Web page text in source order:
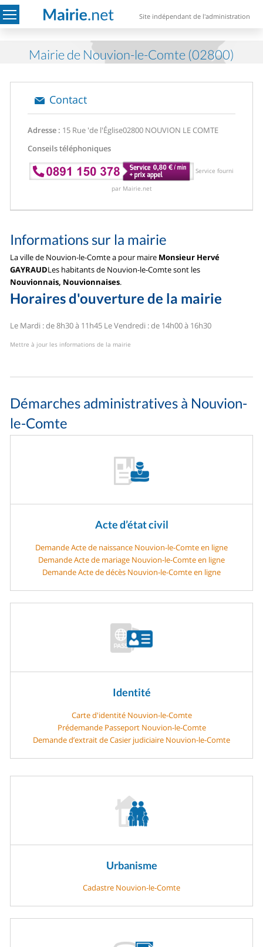
Site indépendant de l'administration
Mairie de Nouvion-le-Comte (02800)
Contact
Adresse : 15 Rue 'de l'Église02800 NOUVION LE COMTE
Conseils téléphoniques
Service fourni
par Mairie.net
Informations sur la mairie
La ville de Nouvion-le-Comte a pour maire Monsieur Hervé
GAYRAUDLes habitants de Nouvion-le-Comte sont les
Nouvionnais, Nouvionnaises.
Horaires d'ouverture de la mairie
Le Mardi : de 8h30 à 11h45 Le Vendredi : de 14h00 à 16h30
Mettre à jour les informations de la mairie
Démarches administratives à Nouvion-
le-Comte
Acte d’état civil
Demande Acte de naissance Nouvion-le-Comte en ligne
Demande Acte de mariage Nouvion-le-Comte en ligne
Demande Acte de décès Nouvion-le-Comte en ligne
Identité
Carte d'identité Nouvion-le-Comte
Prédemande Passeport Nouvion-le-Comte
Demande d’extrait de Casier judiciaire Nouvion-le-Comte
Urbanisme
Cadastre Nouvion-le-Comte